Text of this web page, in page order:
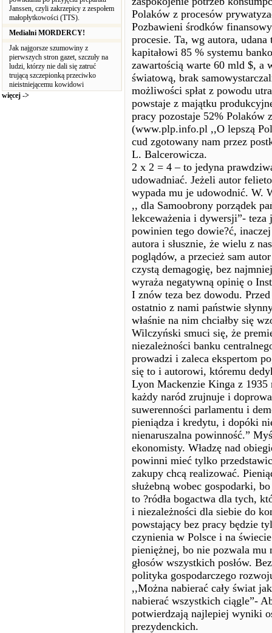
Janssen, czyli zakrzepicy z zespołem
małopłytkowości (TTS).
Medialni MORDERCY!
Jak najgorsze szumowiny z
pierwszych stron gazet, szczuły na
ludzi, którzy nie dali się zatruć
trującą szczepionką przeciwko
nieistniejącemu kowidowi
więcej ->
Polaków z procesów
Pozbawieni środków
procesie. Ta, wg autora,
kapitałowi 85 % systemu
zawartością warte 60 mld $, a
światową, brak
możliwości spłat z powodu
powstaje z majątku
pracy pozostaje 52%
(www.plp.info.pl ,,O lepszą
cud zgotowany nam przez
L. Balcerowicza.
2 x 2 = 4 – to jedyna
udowadniać. Jeżeli autor
wypada mu je udowodnić. W.
,, dla Samoobrony porządek
lekceważenia i dywersji”-
powinien tego dowie?ć,
autora i słusznie, że wielu z
poglądów, a przecież sam
czystą demagogię, bez
wyraża negatywną opinię o
I znów teza bez dowodu.
ostatnio z nami państwie
właśnie na nim chciałby się
Wilczyński smuci się, że
niezależności banku
prowadzi i zaleca ekspertom
się to i autorowi, któremu
Lyon Mackenzie Kinga z 1935
każdy naród zrujnuje i
suwerenności parlamentu i
pieniądza i kredytu, i dopóki
nienaruszalna powinność.”
ekonomisty. Władzę nad
powinni mieć tylko
zakupy chcą realizować.
służebną wobec gospodarki,
to ?ródła bogactwa dla tych,
i niezależności dla siebie do
powstający bez pracy będzie
czynienia w Polsce i na
pieniężnej, bo nie pozwala mu
głosów wszystkich posłów.
polityka gospodarczego
,,Można nabierać cały świat
nabierać wszystkich ciągle”-
potwierdzają najlepiej wyniki
prezydenckich.